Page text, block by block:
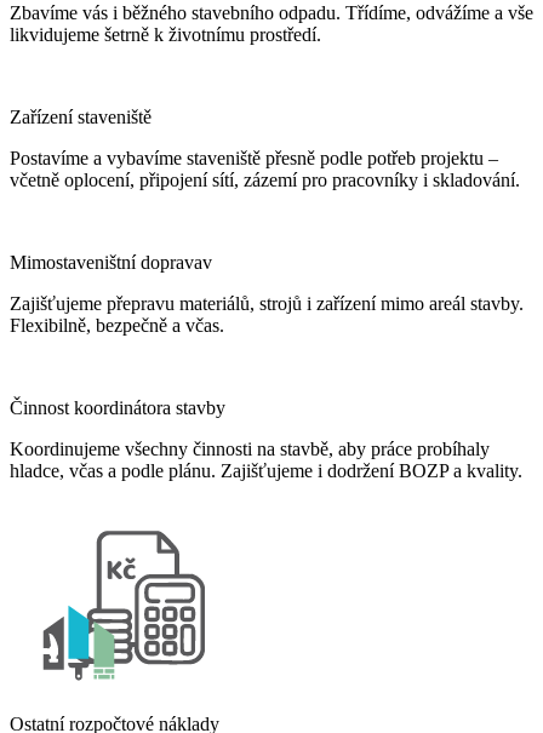
Zbavíme vás i běžného stavebního odpadu. Třídíme, odvážíme a vše
likvidujeme šetrně k životnímu prostředí.
Zařízení staveniště
Postavíme a vybavíme staveniště přesně podle potřeb projektu –
včetně oplocení, připojení sítí, zázemí pro pracovníky i skladování.
Mimostaveništní dopravav
Zajišťujeme přepravu materiálů, strojů i zařízení mimo areál stavby.
Flexibilně, bezpečně a včas.
Činnost koordinátora stavby
Koordinujeme všechny činnosti na stavbě, aby práce probíhaly
hladce, včas a podle plánu. Zajišťujeme i dodržení BOZP a kvality.
Ostatní rozpočtové náklady